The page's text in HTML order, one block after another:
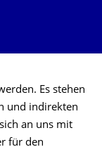
Es stehen
und indirekten
an uns mit
für den